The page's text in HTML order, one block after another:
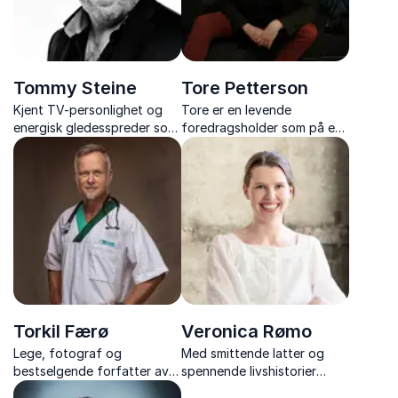
Tommy Steine
Kjent TV-personlighet og
energisk gledesspreder som
både underholder og lærer
bort råd om arbeidsglede
og motivasjon.
Tore Petterson
Tore er en levende
foredragsholder som på en
gripende og humoristisk
måte tar opp temaer som
relasjoner, annerledeshet,
stigmatisering, omtanke og
empati.
Torkil Færø
Lege, fotograf og
bestselgende forfatter av
Kamerakuren og Pulskuren.
Veronica Rømo
Med smittende latter og
spennende livshistorier